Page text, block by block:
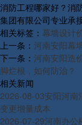
消防工程哪家好？消
集团有限公司专业承
相关标签： 幕墙设计
上一条： 河南安阳幕
下一条： 河南安阳造
脚烂根，如何防治？
相关新闻
2026-08-03安阳河南
变更增量成本
2026-07-29河南办公